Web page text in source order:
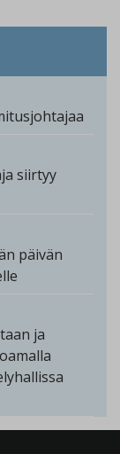
siirtyy
päivän
ja